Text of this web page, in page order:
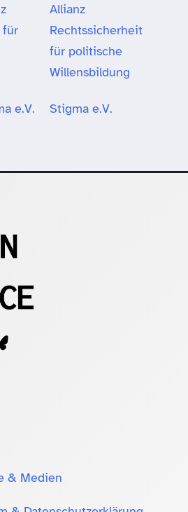
Allianz
Rechtssicherheit
für politische
Willensbildung
Stigma e.V.
& Medien